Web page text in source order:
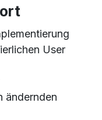
User
ändernden